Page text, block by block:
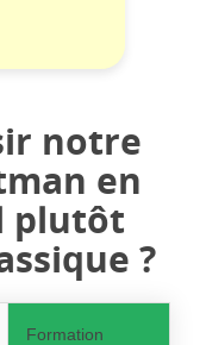
notre
en
plutôt
?
Formation